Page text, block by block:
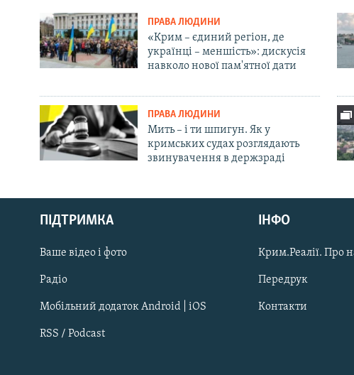
Русский
Qırımtatar
ДОЛУЧАЙСЯ!
ПРАВА ЛЮДИНИ
«Крим – єдиний регіон, де
українці – меншість»: дискусія
навколо нової пам'ятної дати
ПРАВА ЛЮДИНИ
Мить – і ти шпигун. Як у
кримських судах розглядають
звинувачення в держзраді
ПІДТРИМКА
Ваше відео і фото
Радіо
Мобільний додаток Android | iOS
RSS / Podcast
ІНФО
Крим.Реалії. Про
Передрук
Контакти